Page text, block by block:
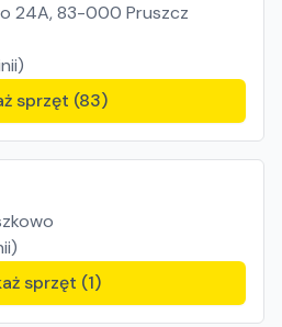
24A, 83-000 Pruszcz
sprzęt (83)
sprzęt (1)